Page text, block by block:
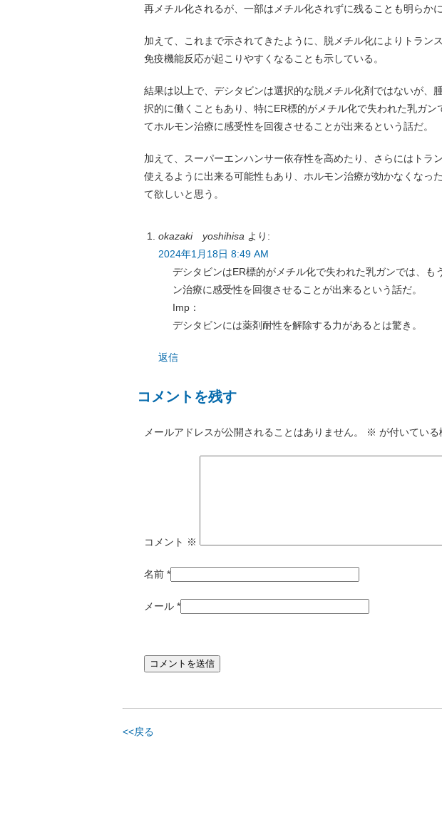
再メチル化されるが、一部はメチル化されずに残ることも明らかに
加えて、これまで示されてきたように、脱メチル化によりトラン
免疫機能反応が起こりやすくなることも示している。
結果は以上で、デシタビンは選択的な脱メチル化剤ではないが、
択的に働くこともあり、特にER標的がメチル化で失われた乳ガン
てホルモン治療に感受性を回復させることが出来るという話だ。
加えて、スーパーエンハンサー依存性を高めたり、さらにはトラ
使えるように出来る可能性もあり、ホルモン治療が効かなくなっ
て欲しいと思う。
okazaki yoshihisa より:
2024年1月18日 8:49 AM
デシタビンはER標的がメチル化で失われた乳ガンでは、も
ン治療に感受性を回復させることが出来るという話だ。
Imp：
デシタビンには薬剤耐性を解除する力があるとは驚き。
返信
コメントを残す
メールアドレスが公開されることはありません。 ※ が付いている
コメント ※
名前 *
メール *
<<戻る